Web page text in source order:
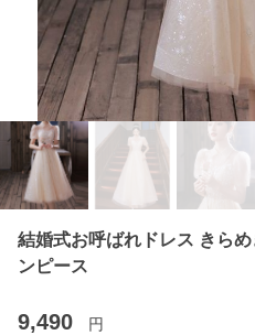
結婚式お呼ばれドレス きら
ンピース
9,490 円